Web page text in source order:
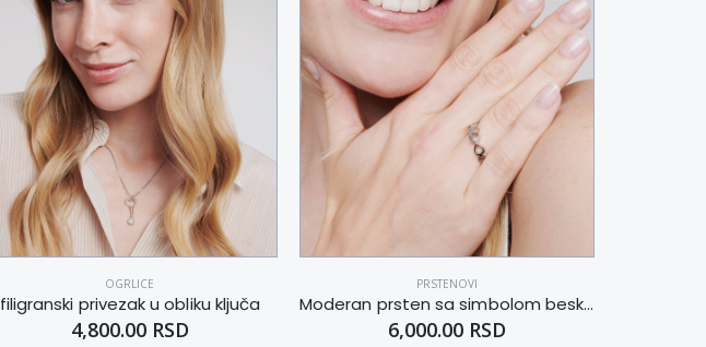
OGRLICE
filigranski privezak u obliku ključa
4,800.00 RSD
PRSTENOVI
Moderan prsten sa simbolom beskonačnosti 19
6,000.00 RSD